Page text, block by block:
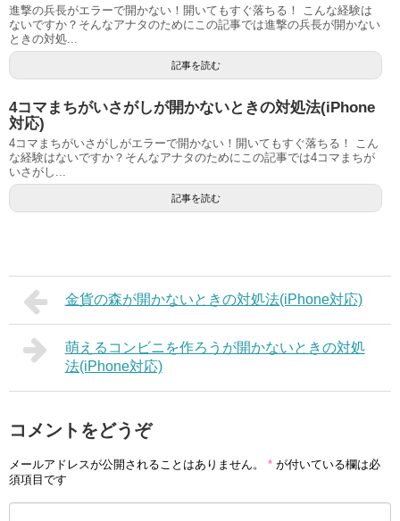
進撃の兵長がエラーで開かない！開いてもすぐ落ちる！ こんな経験は
ないですか？そんなアナタのためにこの記事では進撃の兵長が開かない
ときの対処...
記事を読む
4コマまちがいさがしが開かないときの対処法(iPhone
対応)
4コマまちがいさがしがエラーで開かない！開いてもすぐ落ちる！ こん
な経験はないですか？そんなアナタのためにこの記事では4コマまちが
いさがし...
記事を読む
金貨の森が開かないときの対処法(iPhone対応)
萌えるコンビニを作ろうが開かないときの対処
法(iPhone対応)
コメントをどうぞ
メールアドレスが公開されることはありません。 * が付いている欄は必
須項目です